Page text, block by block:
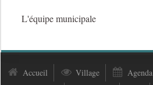
L'équipe municipale
Accueil Village Agenda